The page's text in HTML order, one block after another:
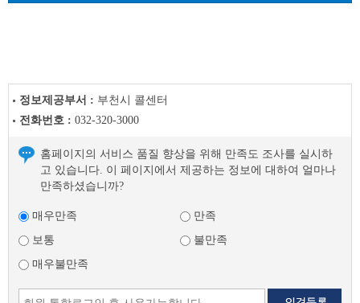
정보제공부서 : 부천시 콜센터
전화번호 : 032-320-3000
홈페이지의 서비스 품질 향상을 위해 만족도 조사를 실시하
고 있습니다. 이 페이지에서 제공하는 정보에 대하여 얼마나
만족하셨습니까?
매우만족
만족
보통
불만족
매우불만족